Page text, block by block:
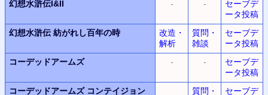
幻想水滸伝I&II
- -
セーブデ
ータ投稿
幻想水滸伝 紡がれし百年の時
改造・
解析
質問・
雑談
セーブデ
ータ投稿
コーデッドアームズ
- -
セーブデ
ータ投稿
コーデッドアームズ コンテイジョン
質問・ セーブデ